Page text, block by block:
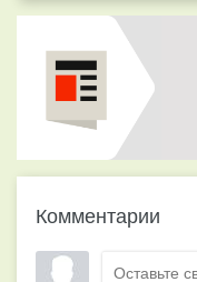
Комментарии